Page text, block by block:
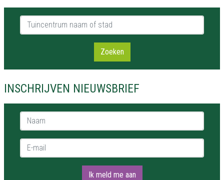
Tuincentrum naam of stad
Zoeken
INSCHRIJVEN NIEUWSBRIEF
Naam *
E-mail *
Ik meld me aan